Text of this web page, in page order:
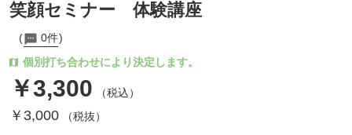
笑顔セミナー 体験講座
0件
個別打ち合わせにより決定します。
￥3,300 （税込）
￥3,000（税抜）